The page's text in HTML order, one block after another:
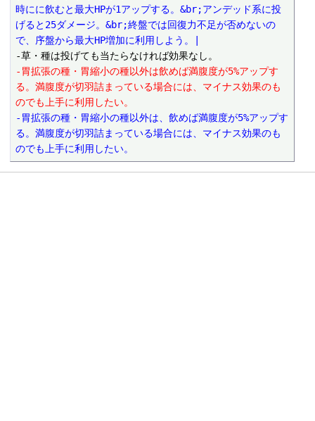
時にに飲むと最大HPが1アップする。&br;アンデッド系に投
げると25ダメージ。&br;終盤では回復力不足が否めないの
で、序盤から最大HP増加に利用しよう。|
-胃拡張の種・胃縮小の種以外は飲めば満腹度が5%アップす
る。満腹度が切羽詰まっている場合には、マイナス効果のも
のでも上手に利用したい。
-胃拡張の種・胃縮小の種以外は、飲めば満腹度が5%アップす
る。満腹度が切羽詰まっている場合には、マイナス効果のも
のでも上手に利用したい。